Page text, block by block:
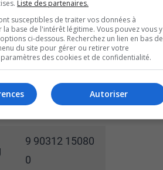
9 90312 15083
1
9 90312 15092
9 90312 15080
0
Liste des partenaires.
susceptibles de traiter vos données à
base de l'intérêt légitime. Vous pouvez vous y
ci-dessous. Recherchez un lien en bas de
du site pour gérer ou retirer votre
des cookies et de confidentialité.
Autoriser